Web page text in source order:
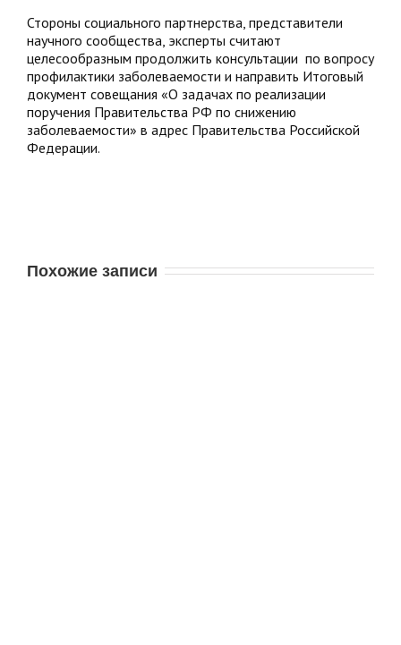
Стороны социального партнерства, представители
научного сообщества, эксперты считают
целесообразным продолжить консультации по вопросу
профилактики заболеваемости и направить Итоговый
документ совещания «О задачах по реализации
поручения Правительства РФ по снижению
заболеваемости» в адрес Правительства Российской
Федерации.
Похожие записи